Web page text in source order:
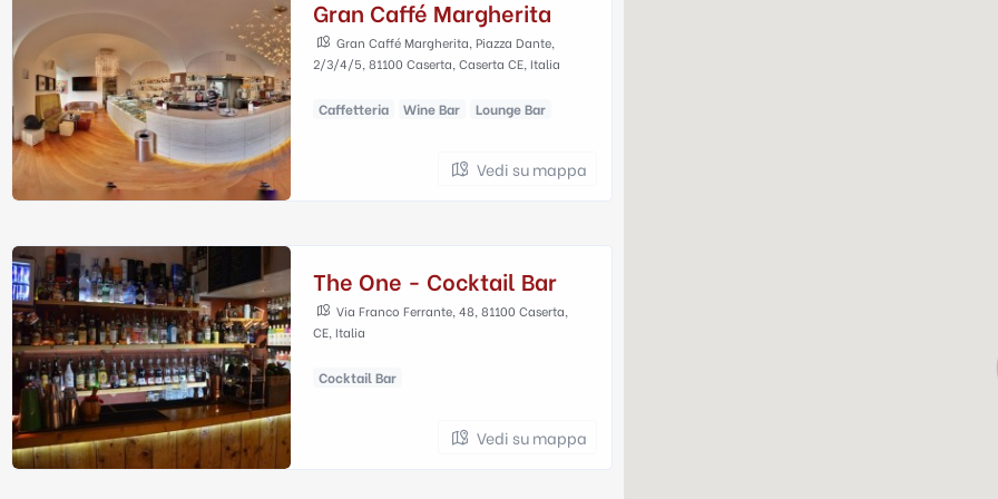
Gran Caffé Margherita
Gran Caffé Margherita, Piazza Dante,
2/3/4/5, 81100 Caserta, Caserta CE, Italia
Caffetteria Wine Bar Lounge Bar
Vedi su mappa
The One - Cocktail Bar
Via Franco Ferrante, 48, 81100 Caserta,
CE, Italia
Cocktail Bar
Vedi su mappa